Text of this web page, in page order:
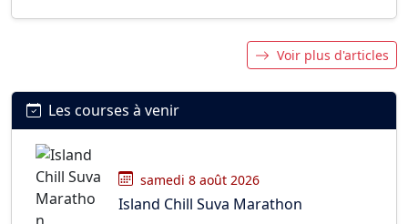
Voir plus d'articles
Les courses à venir
samedi 8 août 2026
Island Chill Suva Marathon